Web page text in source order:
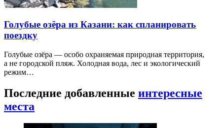
Голубые озёра из Казани: как спланировать
поездку
Голубые озёра — особо охраняемая природная территория,
а не городской пляж. Холодная вода, лес и экологический
режим…
Последние добавленные интересные
места